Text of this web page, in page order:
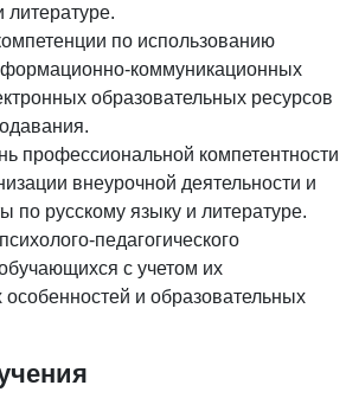
литературе.
по использованию
коммуникационных
образовательных ресурсов
профессиональной компетентности
внеурочной деятельности и
по русскому языку и литературе.
педагогического
с учетом их
и образовательных